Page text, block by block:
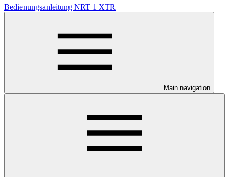
Bedienungsanleitung NRT 1 XTR
Main navigation